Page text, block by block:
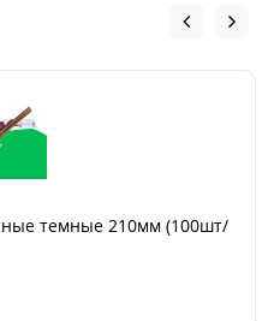
темные 210мм (100шт/